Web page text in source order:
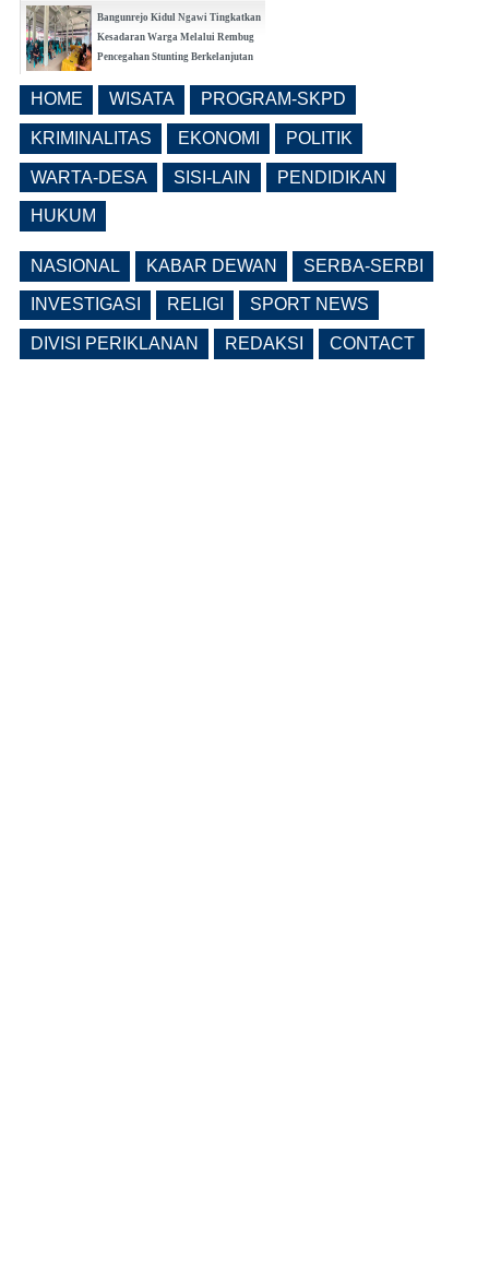
Bangunrejo Kidul Ngawi Tingkatkan
Kesadaran Warga Melalui Rembug
Pencegahan Stunting Berkelanjutan
Ngawi Fokus di Eks Rumdin Wakil
(0 Reply(s))
HOME WISATA PROGRAM-SKPD
KRIMINALITAS EKONOMI POLITIK
WARTA-DESA SISI-LAIN PENDIDIKAN
HUKUM
NASIONAL KABAR DEWAN SERBA-SERBI
INVESTIGASI RELIGI SPORT NEWS
DIVISI PERIKLANAN REDAKSI CONTACT